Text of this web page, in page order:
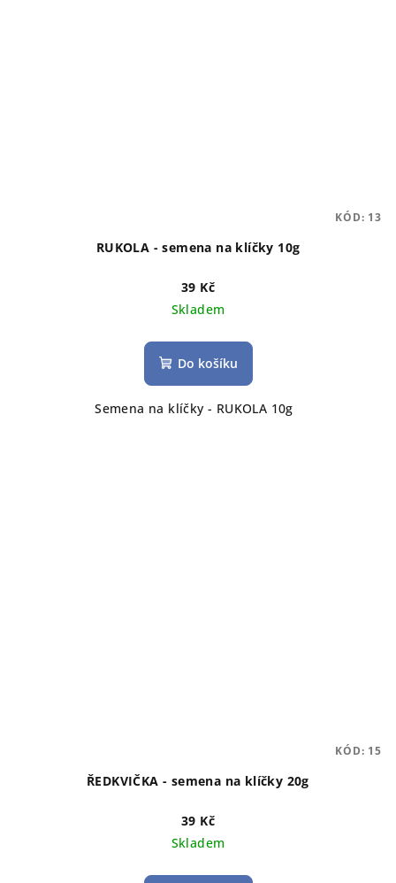
RUKOLA - semena na klíčky 10g
39 Kč
Skladem
Do košíku
Semena na klíčky - RUKOLA 10g
KÓD: 13
ŘEDKVIČKA - semena na klíčky 20g
39 Kč
Skladem
KÓD: 15